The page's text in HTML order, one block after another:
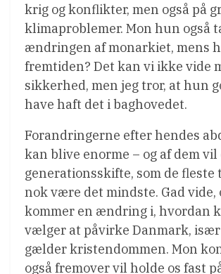
krig og konflikter, men også på
klimaproblemer. Mon hun også
ændringen af monarkiet, mens
fremtiden? Det kan vi ikke vide
sikkerhed, men jeg tror, at hun
have haft det i baghovedet.
Forandringerne efter hendes
kan blive enorme – og af dem vil
generationsskifte, som de fleste
nok være det mindste. Gad vide,
kommer en ændring i, hvordan
vælger at påvirke Danmark,
gælder kristendommen. Mon
også fremover vil holde os fast